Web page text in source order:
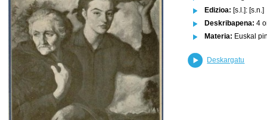
Edizioa: [s.l.]: [s.n.]
Deskribapena: 4
Materia: Euskal
Deskargatu